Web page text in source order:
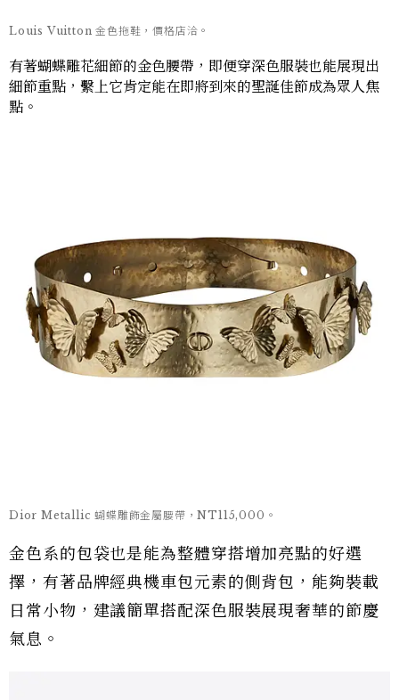
Louis Vuitton 金色拖鞋，價格店洽。
有著蝴蝶雕花細節的金色腰帶，即便穿深色服裝也能展現出
細節重點，繫上它肯定能在即將到來的聖誕佳節成為眾人焦
點。
Dior Metallic 蝴蝶雕飾金屬腰帶，NT115,000。
金色系的包袋也是能為整體穿搭增加亮點的好選
擇，有著品牌經典機車包元素的側背包，能夠裝載
日常小物，建議簡單搭配深色服裝展現奢華的節慶
氣息。